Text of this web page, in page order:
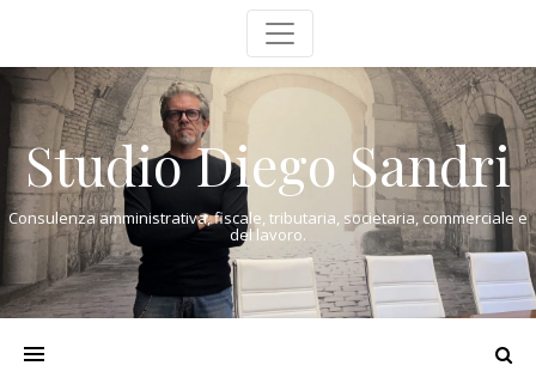
Studio Diego Sandri
Consulenza amministrativa, fiscale, tributaria, societaria, commerciale e
del lavoro.